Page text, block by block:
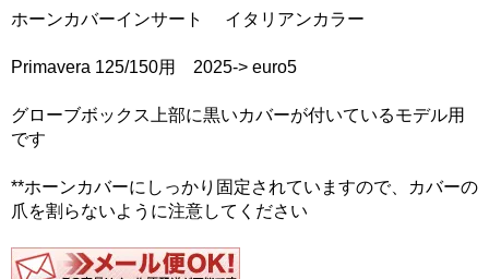
ホーンカバーインサート イタリアンカラー
Primavera 125/150用 2025-> euro5
グローブボックス上部に黒いカバーが付いているモデル用
です
**ホーンカバーにしっかり固定されていますので、カバーの
爪を割らないように注意してください